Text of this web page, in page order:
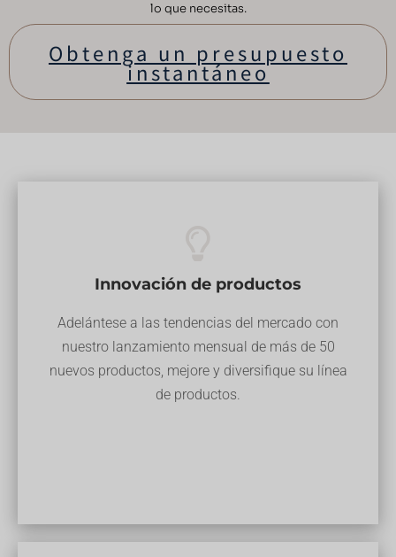
lo que necesitas.
Obtenga un presupuesto
instantáneo
Innovación de productos
Adelántese a las tendencias del mercado con
nuestro lanzamiento mensual de más de 50
nuevos productos, mejore y diversifique su línea
de productos.